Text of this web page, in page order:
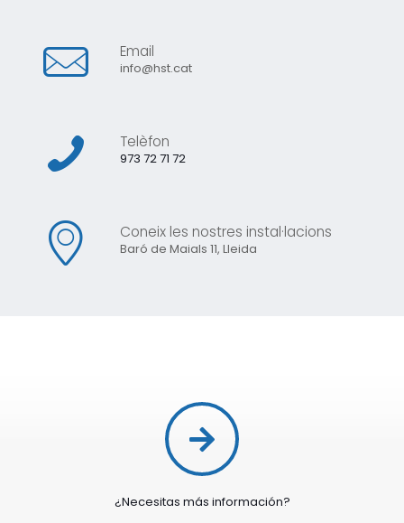
Email
info@hst.cat
Telèfon
973 72 71 72
Coneix les nostres instal·lacions
Baró de Maials 11, Lleida
¿Necesitas más información?